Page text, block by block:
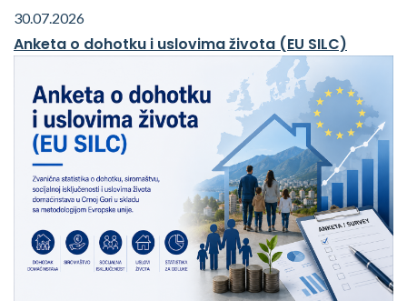
30.07.2026
Anketa o dohotku i uslovima života (EU SILC)